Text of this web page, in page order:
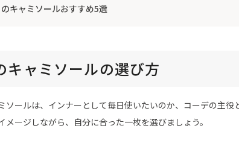
キャミソールおすすめ5選
キャミソールの選び方
ソールは、インナーとして毎日使いたいのか、コーデの主役
メージしながら、自分に合った一枚を選びましょう。